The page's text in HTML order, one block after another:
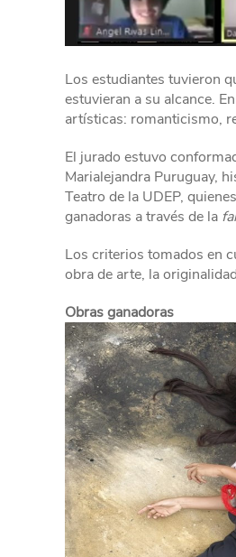
Los estudiantes tuvieron
estuvieran a su alcance.
artísticas: romanticismo,
El jurado estuvo
Marialejandra Puruguay,
Teatro de la UDEP,
ganadoras a través de la
Los criterios tomados en
obra de arte, la
Obras ganadoras